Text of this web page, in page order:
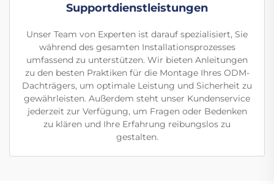
Supportdienstleistungen
Unser Team von Experten ist darauf spezialisiert, Sie
während des gesamten Installationsprozesses
umfassend zu unterstützen. Wir bieten Anleitungen
zu den besten Praktiken für die Montage Ihres ODM-
Dachträgers, um optimale Leistung und Sicherheit zu
gewährleisten. Außerdem steht unser Kundenservice
jederzeit zur Verfügung, um Fragen oder Bedenken
zu klären und Ihre Erfahrung reibungslos zu
gestalten.